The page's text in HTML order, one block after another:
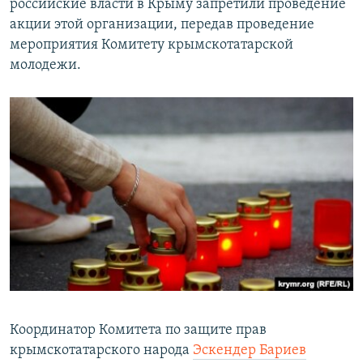
российские власти в Крыму запретили проведение
акции этой организации, передав проведение
мероприятия Комитету крымскотатарской
молодежи.
Координатор Комитета по защите прав
крымскотатарского народа Эскендер Бариев